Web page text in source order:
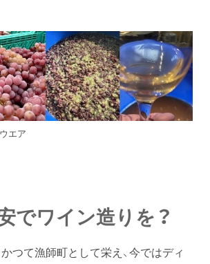
エア
でワイン造りを？
つて漁師町として栄え、今ではディ